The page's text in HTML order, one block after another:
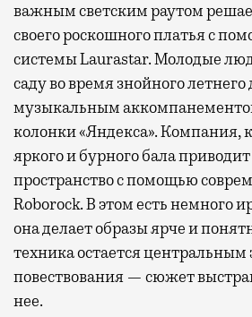
важным светским раутом
своего роскошного платья с
системы Laurastar. Молодые
саду во время знойного летнего
музыкальным
колонки «Яндекса». Компания,
яркого и бурного бала
пространство с помощью
Roborock. В этом есть немного
она делает образы ярче и
техника остается
повествования — сюжет
нее.